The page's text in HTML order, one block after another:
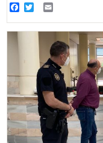
Facebook
Twitter